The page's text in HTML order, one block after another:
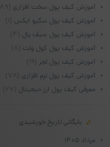
آموزش کیف پول سخت افزاری (۸۹)
آموزش کیف پول سکیو ایکس (۱)
آموزش کیف پول سیف پال (۴)
آموزش کیف پول کول ولت (۸)
آموزش کیف پول لجر (۱۹)
آموزش کیف پول نرم افزاری (۷۸)
معرفی کیف پول ارز دیجیتال (۲۷)
بایگانی تاریخ خورشیدی
مرداد ۱۴۰۵